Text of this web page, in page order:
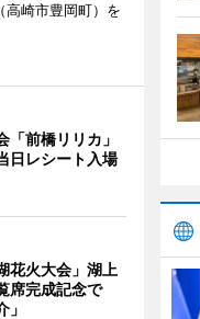
高崎市豊岡町）を
「前橋リリカ」
レシート入場
花火大会」湖上
席完成記念で
」